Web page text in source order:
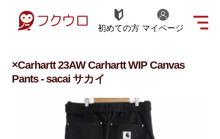
初めての方 マイページ
×Carhartt 23AW Carhartt WIP Canvas
Pants - sacai サカイ